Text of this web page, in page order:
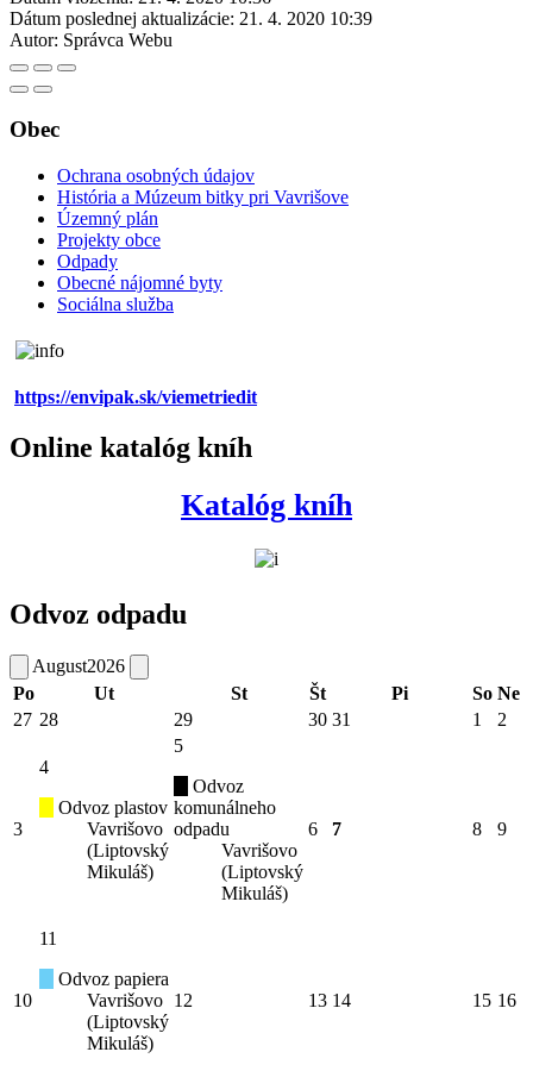
Dátum poslednej aktualizácie: 21. 4. 2020 10:39
Autor: Správca Webu
Obec
Ochrana osobných údajov
História a Múzeum bitky pri Vavrišove
Územný plán
Projekty obce
Odpady
Obecné nájomné byty
Sociálna služba
https://envipak.sk/viemetriedit
Online katalóg kníh
Katalóg kníh
Odvoz odpadu
August2026
Po
Ut St Št Pi So Ne
27 28 29 30 31 1 2
3
4
Odvoz plastov
Vavrišovo
(Liptovský
Mikuláš)
5
Odvoz
komunálneho
odpadu
Vavrišovo
(Liptovský
Mikuláš)
6 7 8 9
10
11
Odvoz papiera
Vavrišovo
(Liptovský
Mikuláš)
12 13 14 15 16